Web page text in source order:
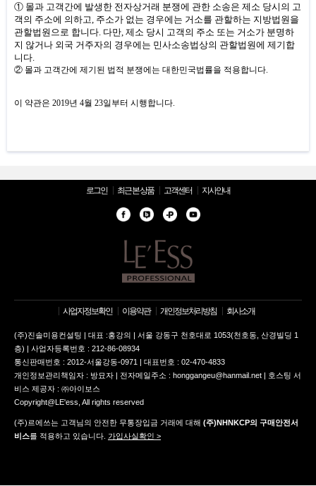
① 몰과 고객간에 발생한 전자상거래 분쟁에 관한 소송은 제소 당시의 고
객의 주소에 의하고 주소가 없는 경우에는 거소를 관할하는 지방법원을
관할법원으로 합니다 다만 제소 당시 고객의 주소 또는 거소가 분명하
지 않거나 외국 거주자의 경우에는 민사소송법상의 관할법원에 제기합
니다
② 몰과 고객간에 제기된 법적 분쟁에는 대한민국법률을 적용합니다
이 약관은 2019년 4월 23일부터 시행합니다
로그인 최근 본 상품 고객센터 지사안내
사업자정보확인 이용약관 개인정보처리방침 회사소개
(주)진솔미용컨설팅 | 대표 :홍강의 | 서울 강동구 천호대로 1053(천호동, 산경빌딩 1
층) | 사업자등록번호 : 212-86-08934
통신판매번호 : 2012-서울강동-0971 | 대표번호 : 02-470-4833
개인정보관리책임자 : 방묘자 | 전자메일주소 : honggangeu@hanmail.net | 호스팅 서
비스 제공자 : ㈜아이보스
Copyright@LE'ess, All rights reserved
(주)르에쓰는 고객님의 안전한 무통장입금 거래에 대해 (주)NHNKCP의 구매안전서
비스를 적용하고 있습니다. 가입사실확인 >